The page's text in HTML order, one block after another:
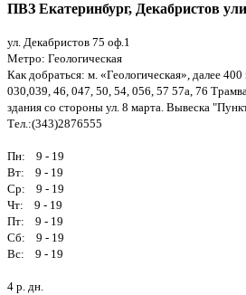
ПВЗ Екатеринбург, Декабристов
ул. Декабристов 75 оф.1
Метро: Геологическая
Как добраться: м. «Геологическая», далее
030,039, 46, 047, 50, 54, 056, 57 57а, 76
здания со стороны ул. 8 марта. Вывеска
Тел.:(343)2876555
Пн: 9 - 19
Вт: 9 - 19
Ср: 9 - 19
Чт: 9 - 19
Пт: 9 - 19
Сб: 9 - 19
Вс: 9 - 19
4 р. дн.